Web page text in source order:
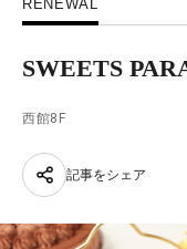
PARCOメンバーズ
RENEWAL
SWEETS
西館8F
記事をシェア